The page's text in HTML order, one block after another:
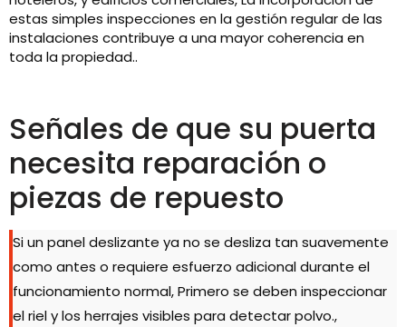
estas simples inspecciones en la gestión regular de las
instalaciones contribuye a una mayor coherencia en
toda la propiedad..
Señales de que su puerta
necesita reparación o
piezas de repuesto
Si un panel deslizante ya no se desliza tan suavemente
como antes o requiere esfuerzo adicional durante el
funcionamiento normal, Primero se deben inspeccionar
el riel y los herrajes visibles para detectar polvo.,